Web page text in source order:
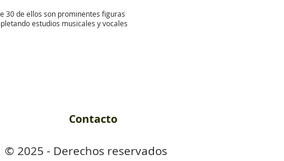
30 de ellos son prominentes figuras
estudios musicales y vocales
Contacto
© 2025 - Derechos reservados